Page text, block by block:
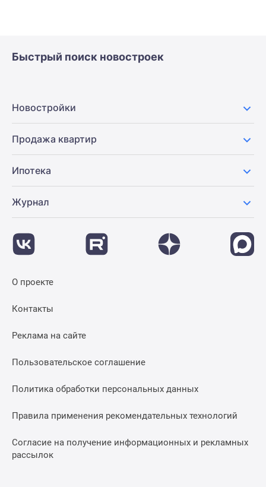
Быстрый поиск новостроек
Новостройки
Продажа квартир
Ипотека
Журнал
О проекте
Контакты
Реклама на сайте
Пользовательское соглашение
Политика обработки персональных данных
Правила применения рекомендательных технологий
Согласие на получение информационных и рекламных
рассылок